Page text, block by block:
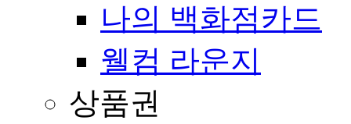
나의 백화점카드
웰컴 라운지
상품권